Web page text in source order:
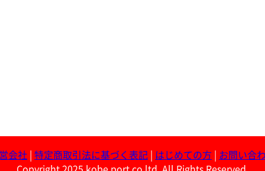
会社 特定商取引法に基づく表記 はじめての方
お問い合